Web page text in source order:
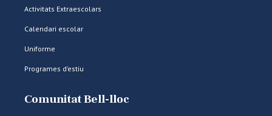
Activitats Extraescolars
Calendari escolar
Uniforme
Programes d’estiu
Comunitat Bell-lloc